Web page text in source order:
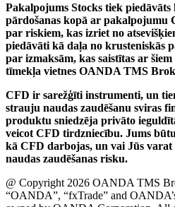
Pakalpojums Stocks tiek
pārdošanas kopā ar pakalpojumu
par riskiem, kas izriet no
piedāvāti kā daļa no krusteniskās
par izmaksām, kas saistītas ar
tīmekļa vietnes OANDA TMS
CFD ir sarežģīti instrumenti, un
strauju naudas zaudēšanu sviras
produktu sniedzēja privāto
veicot CFD tirdzniecību. Jums
kā CFD darbojas, un vai Jūs varat
naudas zaudēšanas risku.
@ Copyright 2026 OANDA TMS
“OANDA”, “fxTrade” and